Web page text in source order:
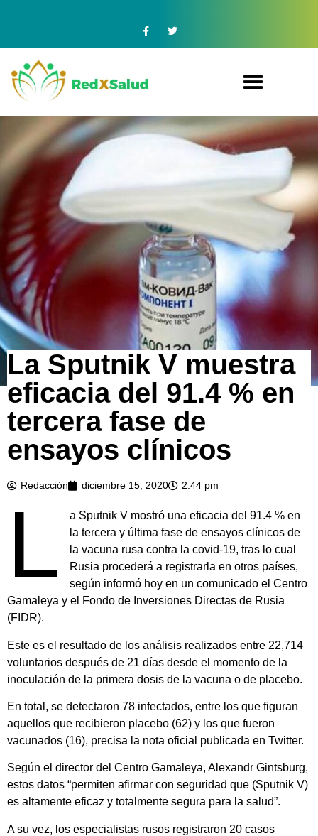
La Sputnik V muestra
eficacia del 91.4 % en
tercera fase de
ensayos clínicos
Redacción diciembre 15, 2020 2:44 pm
L
a Sputnik V mostró una eficacia del 91.4 % en
la tercera y última fase de ensayos clínicos de
la vacuna rusa contra la covid-19, tras lo cual
Rusia procederá a registrarla en otros países,
según informó hoy en un comunicado el Centro
Gamaleya y el Fondo de Inversiones Directas de Rusia
(FIDR).
Este es el resultado de los análisis realizados entre 22,714
voluntarios después de 21 días desde el momento de la
inoculación de la primera dosis de la vacuna o de placebo.
En total, se detectaron 78 infectados, entre los que figuran
aquellos que recibieron placebo (62) y los que fueron
vacunados (16), precisa la nota oficial publicada en Twitter.
Según el director del Centro Gamaleya, Alexandr Gintsburg,
estos datos “permiten afirmar con seguridad que (Sputnik V)
es altamente eficaz y totalmente segura para la salud”.
A su vez, los especialistas rusos registraron 20 casos